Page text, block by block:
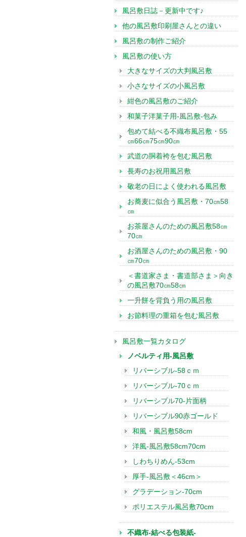
風呂敷日誌－更新中です♪
他の風呂敷印刷屋さんとの違い
風呂敷の制作ご紹介
風呂敷の使い方
大きなサイズの大判風呂敷
小さなサイズの小風呂敷
紺色の風呂敷のご紹介
和菓子洋菓子用-風呂敷-包み
包めて結べる不織布風呂敷・55
㎝66㎝75㎝90㎝
武道の胴着袴を包む風呂敷
長寿のお祝用風呂敷
敬老の日によく使われる風呂敷
お蕎麦に似合う風呂敷・70㎝58
㎝
お茶屋さんのための風呂敷58㎝
70㎝
お酒屋さんのための風呂敷・90
㎝70㎝
＜書道家さま・書道部さま＞向き
の風呂敷70㎝58㎝
一升餅を背負う用の風呂敷
お節料理の重箱を包む風呂敷
風呂敷一覧カタログ
ノベルティ用-風呂敷
リバーシブル-58ｃｍ
リバーシブル-70ｃｍ
リバーシブル70-片面柄
リバーシブル90赤ゴールド
和風・風呂敷58cm
洋風-風呂敷58cm70cm
しわちりめん-53cm
厚手-風呂敷＜46cm＞
グラデーション-70cm
ポリエステル風呂敷70cm
不織布-結べる包装紙-